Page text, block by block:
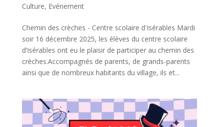
Culture, Evénement
Chemin des crèches - Centre scolaire d'Isérables Mardi
soir 16 décembre 2025, les élèves du centre scolaire
d’Isérables ont eu le plaisir de participer au chemin des
crèches.Accompagnés de parents, de grands-parents
ainsi que de nombreux habitants du village, ils et...